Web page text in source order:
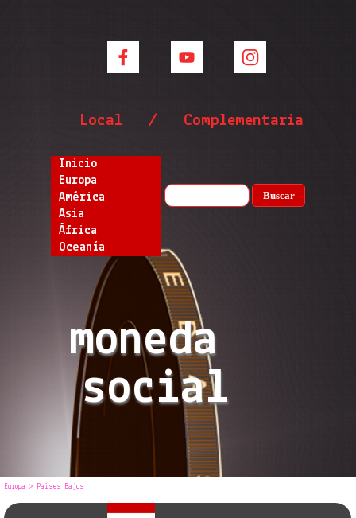
moneda
social
Local / Complementaria
Inicio
Europa
América
Asia
África
Oceanía
Buscar
Europa > Países Bajos